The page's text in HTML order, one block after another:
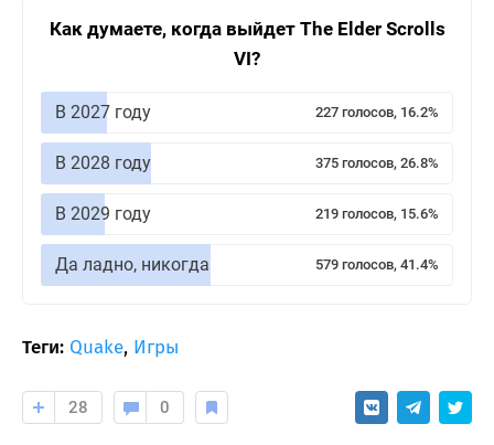
Как думаете, когда выйдет The Elder Scrolls
VI?
В 2027 году 227 голосов, 16.2%
В 2028 году 375 голосов, 26.8%
В 2029 году 219 голосов, 15.6%
Да ладно, никогда 579 голосов, 41.4%
Теги: Quake, Игры
28 0